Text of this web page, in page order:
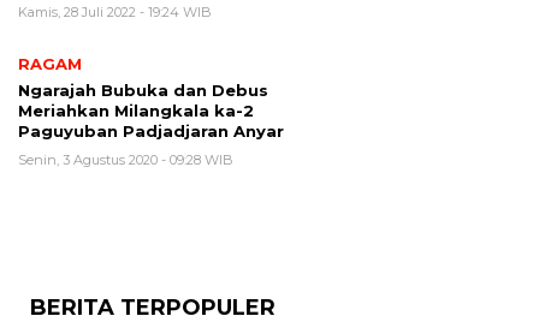
Kamis, 28 Juli 2022 - 19:24 WIB
RAGAM
Ngarajah Bubuka dan Debus
Meriahkan Milangkala ka-2
Paguyuban Padjadjaran Anyar
Senin, 3 Agustus 2020 - 09:28 WIB
BERITA TERPOPULER